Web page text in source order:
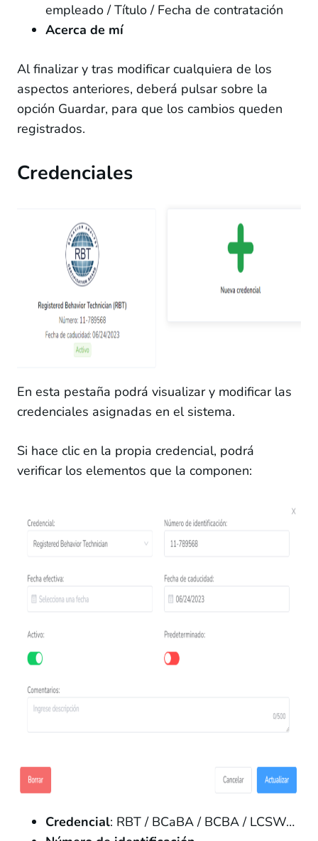
empleado / Título / Fecha de contratación
Acerca de mí
Al finalizar y tras modificar cualquiera de los
aspectos anteriores, deberá pulsar sobre la
opción Guardar, para que los cambios queden
registrados.
Credenciales
En esta pestaña podrá visualizar y modificar las
credenciales asignadas en el sistema.
Si hace clic en la propia credencial, podrá
verificar los elementos que la componen:
Credencial: RBT / BCaBA / BCBA / LCSW…